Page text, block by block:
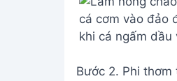
Bước 2. Phi